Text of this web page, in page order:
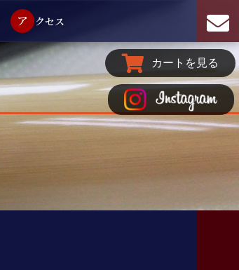
ア クセス
カートを見る